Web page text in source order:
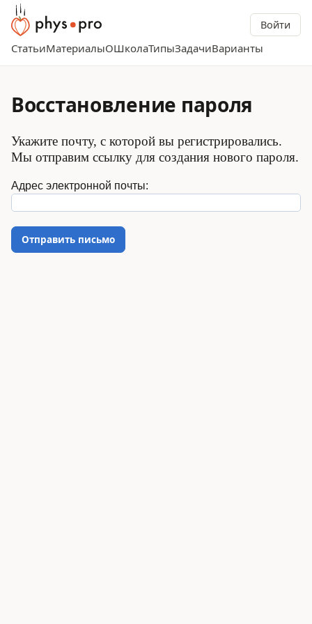
Войти
СтатьиМатериалыОШколаТипыЗадачиВарианты
Восстановление пароля
Укажите почту, с которой вы регистрировались.
Мы отправим ссылку для создания нового пароля.
Адрес электронной почты:
Отправить письмо